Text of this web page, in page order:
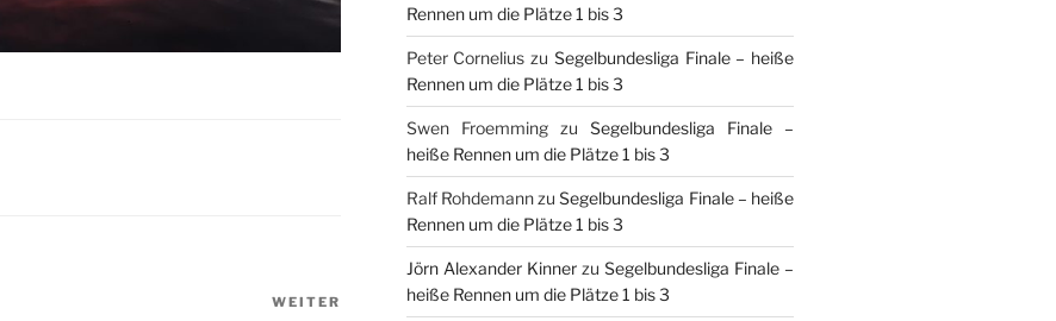
Nächster
WEITER
Rennen um die Plätze 1 bis 3
Peter Cornelius zu Segelbundesliga Finale – heiße
Rennen um die Plätze 1 bis 3
Swen Froemmingzu Segelbundesliga Finale –
heiße Rennen um die Plätze 1 bis 3
Ralf RohdemannzuSegelbundesliga Finale – heiße
Rennen um die Plätze 1 bis 3
Jörn Alexander Kinnerzu Segelbundesliga Finale –
heiße Rennen um die Plätze 1 bis 3